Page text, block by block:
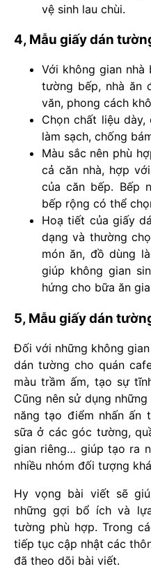
vệ sinh lau chùi.
4, Mẫu giấy dán
Với không gian nhà
tường bếp, nhà ăn
văn, phong cách
Chọn chất liệu
làm sạch, chống
Màu sắc nên phù
cả căn nhà, hợp
của căn bếp. Bếp
bếp rộng có thể
Hoạ tiết của giấy
dạng và thường
món ăn, đồ dùng
giúp không gian
hứng cho bữa ăn
5, Mẫu giấy dán
Đối với những không
dán tường cho quán
màu trầm ấm, tạo sự
Cũng nên sử dụng
năng tạo điểm nhấn ấn
sữa ở các góc tường,
gian riêng… giúp tạo ra
nhiều nhóm đối tượng
Hy vọng bài viết sẽ
những gợi bổ ích và
tường phù hợp. Trong
tiếp tục cập nhật các
đã theo dõi bài viết.